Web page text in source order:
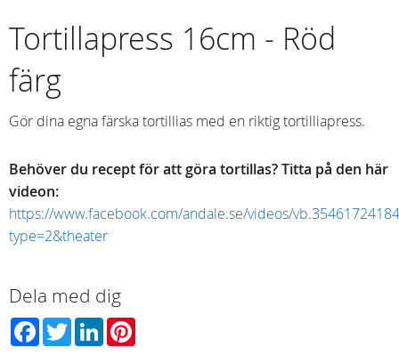
Tortillapress 16cm - Röd
färg
Gör dina egna färska tortillias med en riktig tortilliapress.
Behöver du recept för att göra tortillas?Titta på den här
videon:
https://www.facebook.com/andale.se/videos/
type=2&theater
Dela med dig
Facebook
TwitterLinkedIn